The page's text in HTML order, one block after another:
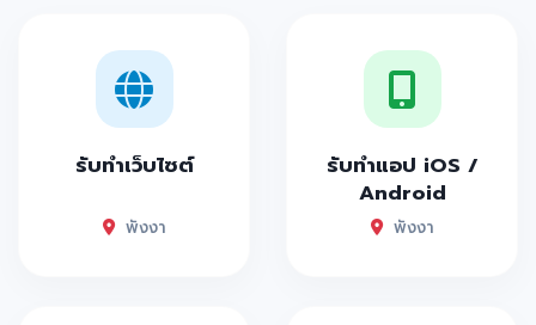
รับทำเว็บไซต์
พังงา
รับทำแอป iOS /
Android
พังงา